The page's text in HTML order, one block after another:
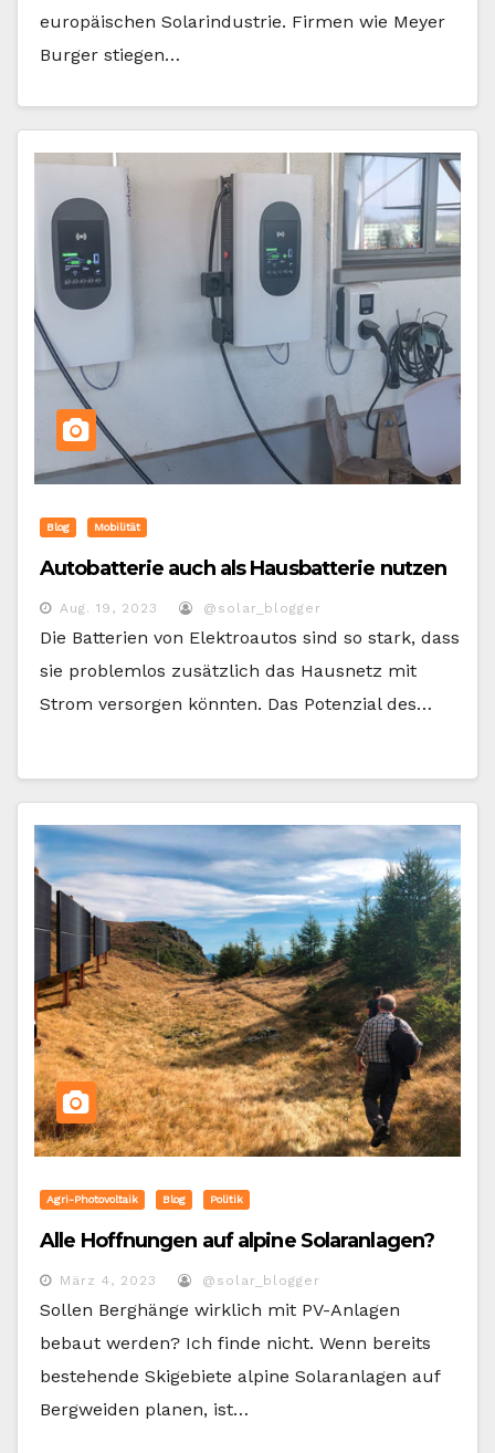
europäischen Solarindustrie. Firmen wie Meyer
Burger stiegen…
Blog Mobilität
Autobatterie auch als Hausbatterie nutzen
Aug. 19, 2023 @solar_blogger
Die Batterien von Elektroautos sind so stark, dass
sie problemlos zusätzlich das Hausnetz mit
Strom versorgen könnten. Das Potenzial des…
Agri-Photovoltaik Blog Politik
Alle Hoffnungen auf alpine Solaranlagen?
März 4, 2023 @solar_blogger
Sollen Berghänge wirklich mit PV-Anlagen
bebaut werden? Ich finde nicht. Wenn bereits
bestehende Skigebiete alpine Solaranlagen auf
Bergweiden planen, ist…